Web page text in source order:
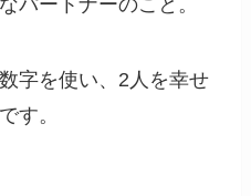
パートナーのこと。
字を使い、2人を幸せ
す。